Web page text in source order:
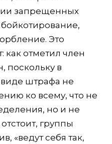
запрещенных
Это
как отметил член
поскольку в
виде штрафа не
ко всему, что не
но и не
группы
«ведут себя так,